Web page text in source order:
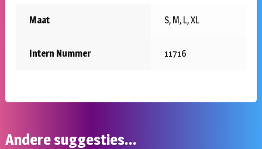
Maat S, M, L, XL
Intern Nummer 11716
Andere suggesties…